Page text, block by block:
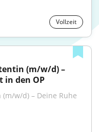
Vollzeit
(m/w/d) –
in den OP
w/d) – Deine Ruhe